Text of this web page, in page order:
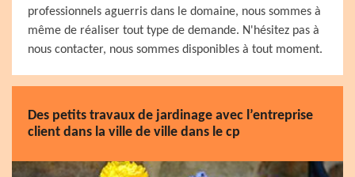
professionnels aguerris dans le domaine, nous sommes à
même de réaliser tout type de demande. N'hésitez pas à
nous contacter, nous sommes disponibles à tout moment.
Des petits travaux de jardinage avec l’entreprise
client dans la ville de ville dans le cp